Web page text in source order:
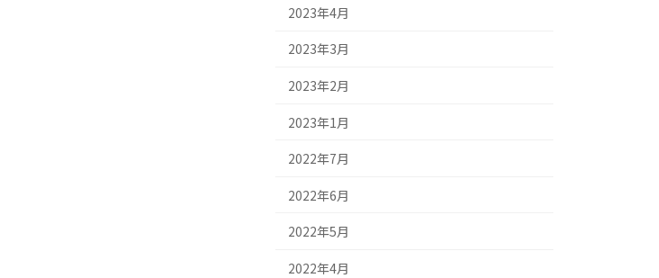
2023年4月
2023年3月
2023年2月
2023年1月
2022年7月
2022年6月
2022年5月
2022年4月